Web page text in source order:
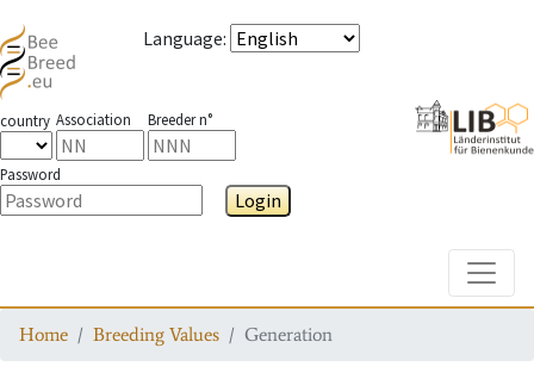
Language:
country Association Breeder n°
Password
Login
Home Breeding Values Generation